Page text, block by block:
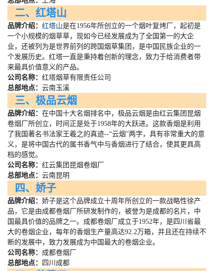
二、红塔山
品牌介绍： 红塔山是在1956年所创立的一个烟叶复烤厂，起初是
一个小规模的烟草草，现如今已经发展成为了全国第一的大企
业，还被列为是世界前列的跨国烟草集团，是中国民族企业的一
个发展历史。红塔一直是秉持着创新的理念，致力于给消费者带
来最具价值意义的产品。
公司名称： 红塔烟草有限责任公司
总部地点： 云南玉溪
三、极品云烟
品牌介绍： 在中国十大名烟排名中，极品云烟是由红云集团昆烟
卷烟厂所创立，时间正是处于1958年的大跃进。这款香烟是利用
了我国著名书法家王羲之的真迹--“云烟”两字，具有非常重大的意
义，是将中国古代的属书香气中与香烟进行了结合，使其更具高
档的感觉。
公司名称： 红云集团昆烟卷烟厂
总部地点： 云南昆明
四、娇子
品牌介绍： 娇子是这个品牌成立十周年所创立的一款战略性徐产
品，它是由成都卷烟厂所研发制作的，被誉为是成都的名片，中
国最具价值的品牌之一。成都卷烟厂成立于1952年，是四川省最
大的卷烟企业，每年的香烟生产量高达92.2万箱，并且还在持续不
断的发展中，致力发展成为中国最大的卷烟企业。
公司名称： 成都卷烟厂
总部地点：
四川成都